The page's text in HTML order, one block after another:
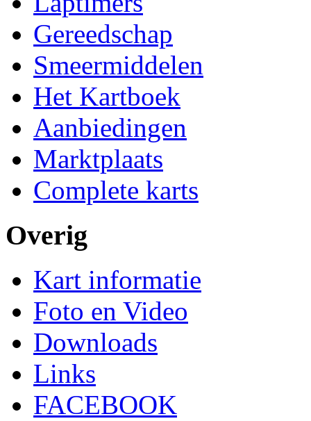
Gereedschap
Smeermiddelen
Het Kartboek
Aanbiedingen
Marktplaats
Complete karts
Overig
Kart informatie
Foto en Video
Downloads
Links
FACEBOOK